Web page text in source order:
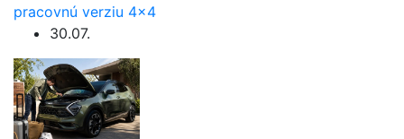
pracovnú verziu 4×4
30.07.